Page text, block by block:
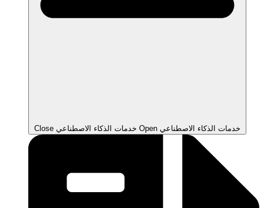
Close خدمات الذكاء الاصطناعي Open خدمات الذكاء الاصطناعي